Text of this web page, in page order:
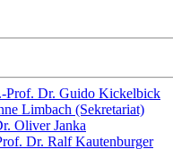
Prof. Dr. Guido Kickelbick
Limbach (Sekretariat)
Oliver Janka
Dr. Ralf Kautenburger